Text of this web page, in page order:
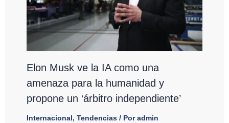
Elon Musk ve la IA como una
amenaza para la humanidad y
propone un ‘árbitro independiente’
Internacional, Tendencias/ Poradmin